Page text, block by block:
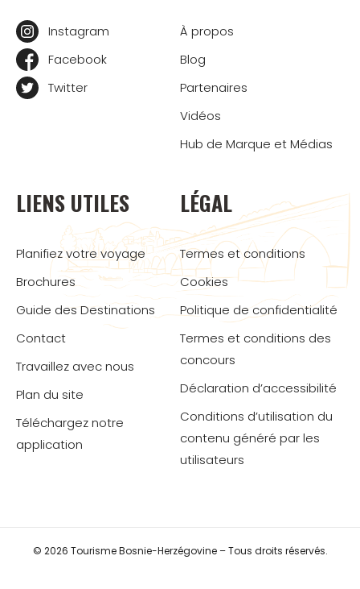
Instagram
Facebook
Twitter
À propos
Blog
Partenaires
Vidéos
Hub de Marque et Médias
LIENS UTILES
Planifiez votre voyage
Brochures
Guide des Destinations
Contact
Travaillez avec nous
Plan du site
Téléchargez notre
application
LÉGAL
Termes et conditions
Cookies
Politique de confidentialité
Termes et conditions des
concours
Déclaration d’accessibilité
Conditions d’utilisation du
contenu généré par les
utilisateurs
© 2026 Tourisme Bosnie-Herzégovine – Tous droits réservés.